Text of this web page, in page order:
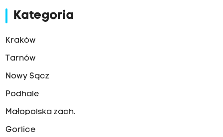
Kategoria
Kraków
Tarnów
Nowy Sącz
Podhale
Małopolska zach.
Gorlice